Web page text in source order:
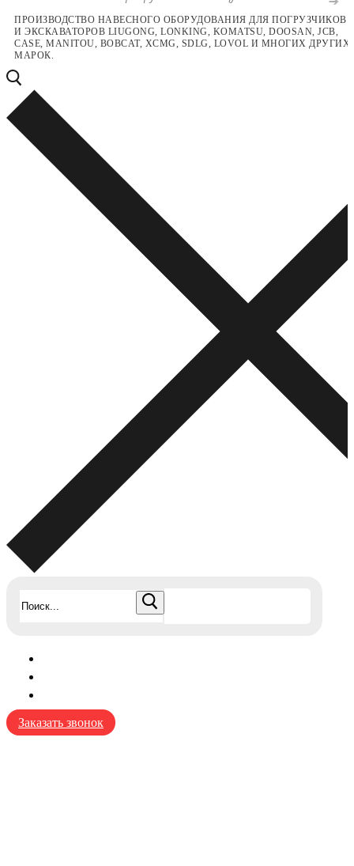
Перейти
содержимому
Меню
Закрыть
ПРОИЗВОДСТВО НАВЕСНОГО ОБОРУДОВАНИЯ ДЛЯ ПОГРУЗЧИКОВ
И ЭКСКАВАТОРОВ LIUGONG, LONKING, KOMATSU, DOOSAN, JCB,
CASE, MANITOU, BOBCAT, XCMG, SDLG, LOVOL И МНОГИХ ДРУГИХ
МАРОК.
Заказать звонок